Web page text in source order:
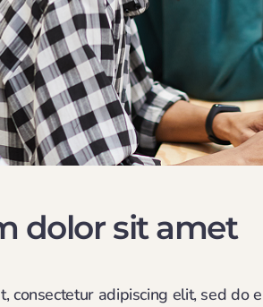
dolor sit amet
consectetur adipiscing elit, sed do